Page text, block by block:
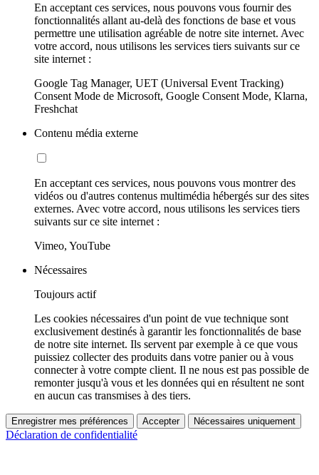
En acceptant ces services, nous pouvons vous fournir des
fonctionnalités allant au-delà des fonctions de base et vous
permettre une utilisation agréable de notre site internet. Avec
votre accord, nous utilisons les services tiers suivants sur ce
site internet :
Google Tag Manager, UET (Universal Event Tracking)
Consent Mode de Microsoft, Google Consent Mode, Klarna,
Freshchat
Contenu média externe
En acceptant ces services, nous pouvons vous montrer des
vidéos ou d'autres contenus multimédia hébergés sur des sites
externes. Avec votre accord, nous utilisons les services tiers
suivants sur ce site internet :
Vimeo, YouTube
Nécessaires
Toujours actif
Les cookies nécessaires d'un point de vue technique sont
exclusivement destinés à garantir les fonctionnalités de base
de notre site internet. Ils servent par exemple à ce que vous
puissiez collecter des produits dans votre panier ou à vous
connecter à votre compte client. Il ne nous est pas possible de
remonter jusqu'à vous et les données qui en résultent ne sont
en aucun cas transmises à des tiers.
Enregistrer mes préférences Accepter Nécessaires uniquement
Déclaration de confidentialité